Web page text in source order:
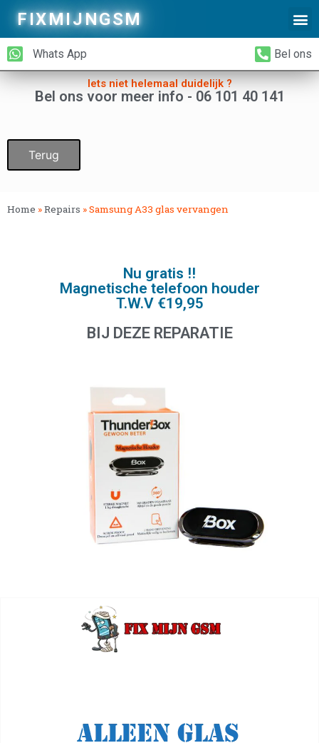
FIXMIJNGSM
Whats App Bel ons
Iets niet helemaal duidelijk ?
Bel ons voor meer info - 06 101 40 141
Terug
Home »Repairs »Samsung A33 glas vervangen
Nu gratis !!
Magnetische telefoon houder
T.W.V €19,95
BIJ DEZE REPARATIE